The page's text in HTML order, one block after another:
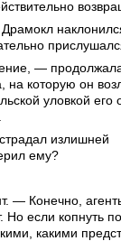
—
на которую он
уловкой его
излишней
ему?
— Конечно,
Но если копнуть
какими